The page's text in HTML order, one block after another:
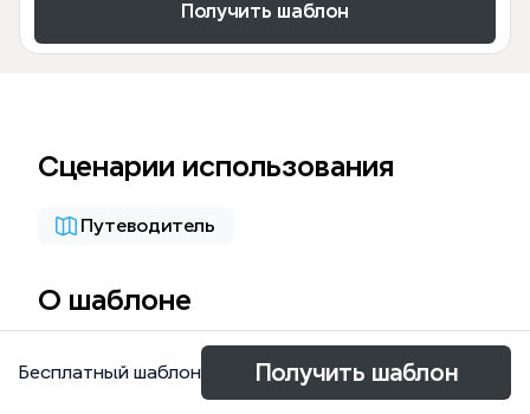
Получить шаблон
Сценарии использования
Путеводитель
О шаблоне
山东自驾游思维导图是一份专为家庭自驾游设计的旅行
规划模板，覆盖8月4日至8月12日共9天的行程。模板
Бесплатный шаблон Получить шаблон